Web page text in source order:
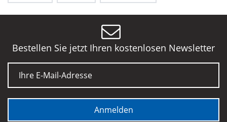
Bestellen Sie jetzt Ihren kostenlosen Newsletter
E-Mail
Anmelden